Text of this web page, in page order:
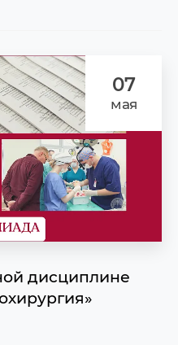
07
мая
дисциплине